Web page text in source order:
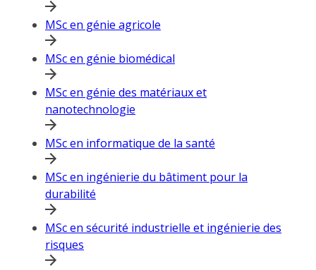
MSc en génie agricole
MSc en génie biomédical
MSc en génie des matériaux et
nanotechnologie
MSc en informatique de la santé
MSc en ingénierie du bâtiment pour la
durabilité
MSc en sécurité industrielle et ingénierie des
risques